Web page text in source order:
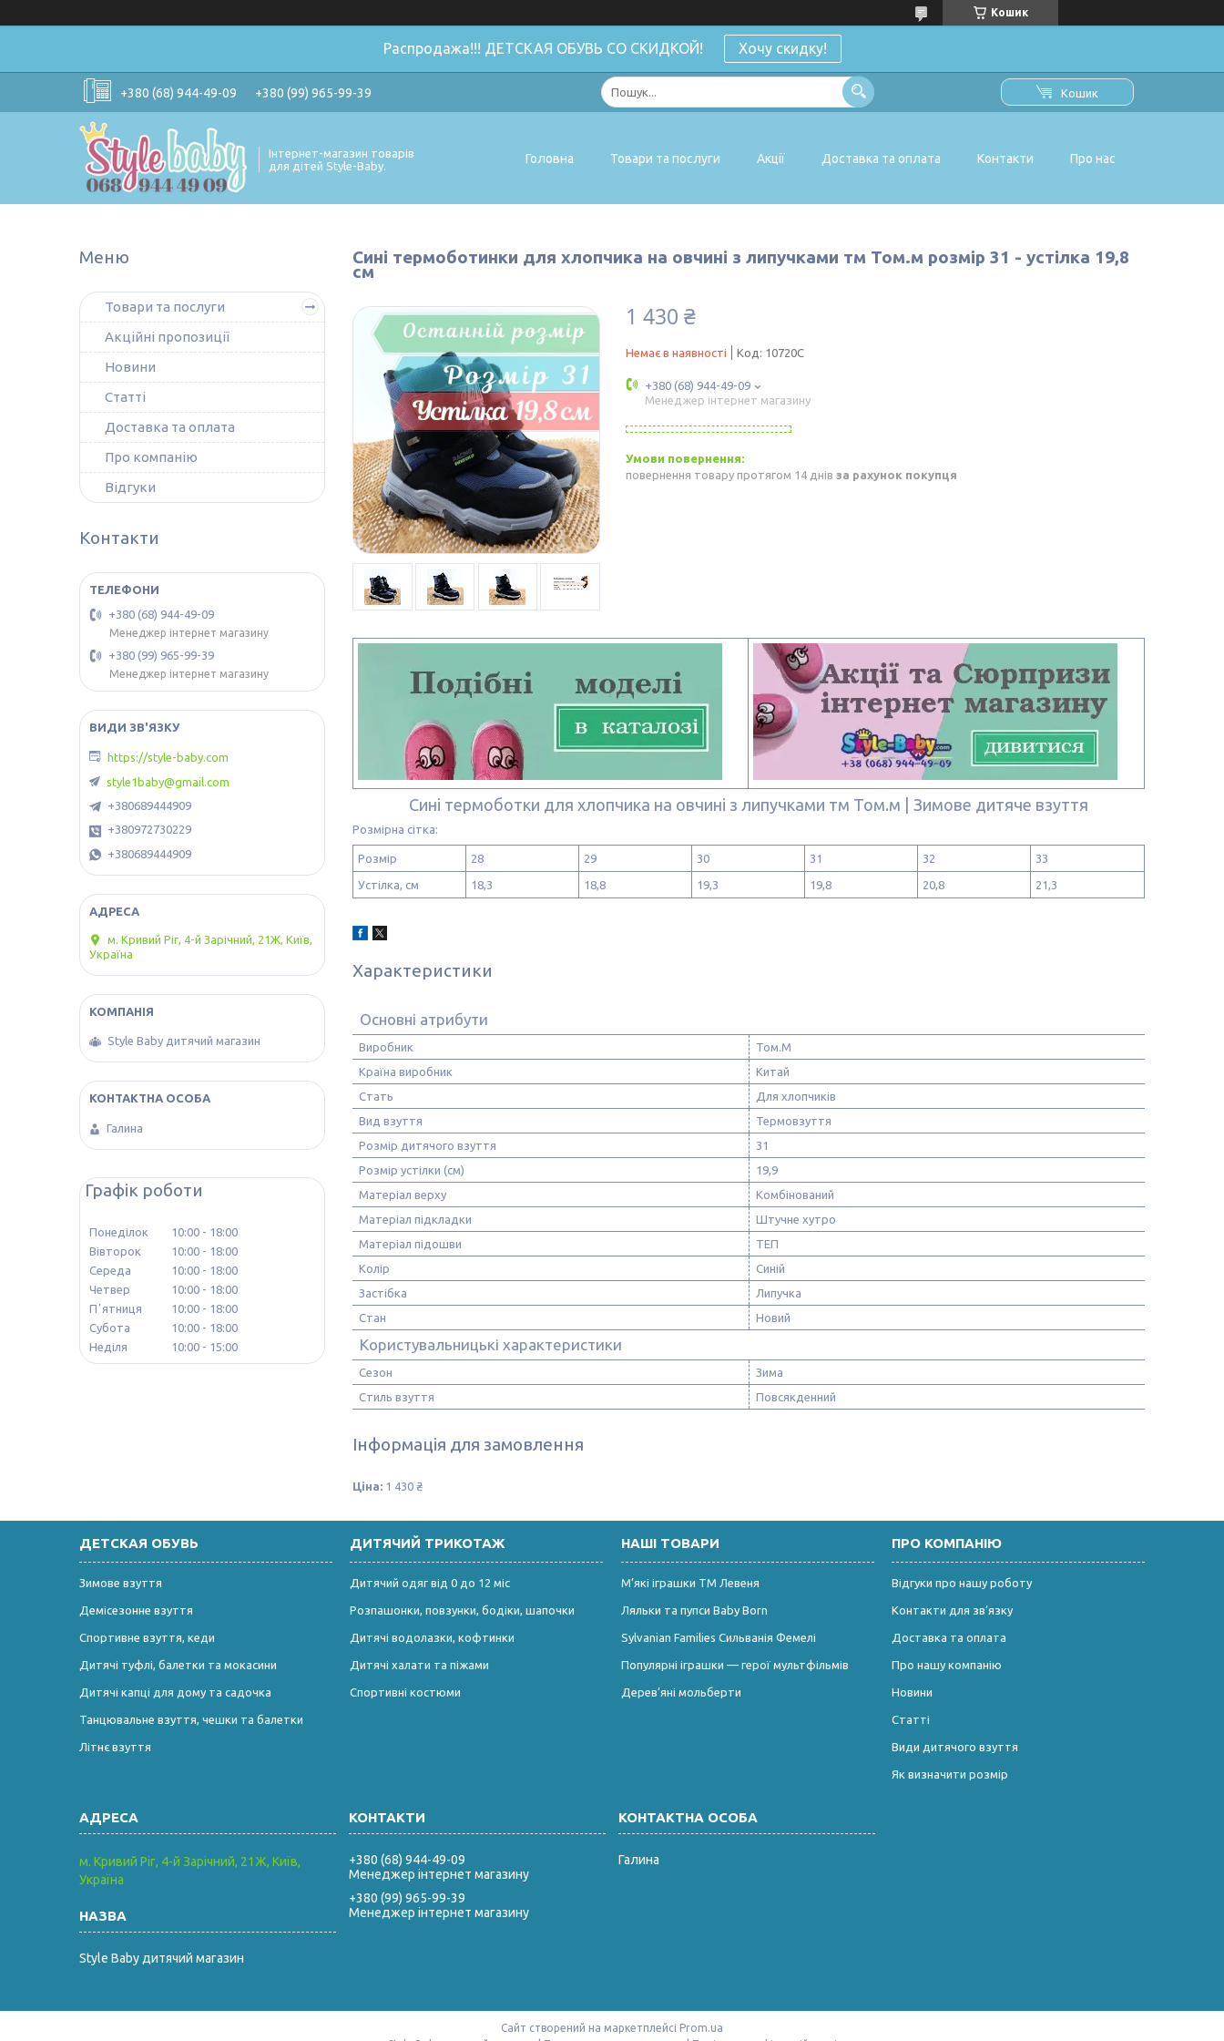
Кошик
Распродажа!!! ДЕТСКАЯ ОБУВЬ СО СКИДКОЙ! Хочу скидку!
+380 (68) 944-49-09 +380 (99) 965-99-39 Кошик
Інтернет-магазин товарів
для дітей Style-Baby.
Головна Товари та послуги Акції Доставка та оплата Контакти Про нас
Сині термоботинки для хлопчика на овчині з липучками тм Том.м розмір 31 - устілка 19,8
см
1 430 ₴
Немає в наявності Код: 10720C
+380 (68) 944-49-09
Менеджер інтернет магазину
повернення товару протягом 14 днів за рахунок покупця
Сині термоботки для хлопчика на овчині з липучками тм Том.м | Зимове дитяче взуття
Розмірна сітка:
Розмір 28 29 30 31 32 33
Устілка, см 18,3 18,8 19,3 19,8 20,8 21,3
Характеристики
Основні атрибути
Виробник
Том.М
Країна виробник
Китай
Стать
Для хлопчиків
Вид взуття
Термовзуття
Розмір дитячого взуття
31
Розмір устілки (см)
19,9
Матеріал верху
Комбінований
Матеріал підкладки
Штучне хутро
Матеріал підошви
ТЕП
Колір
Синій
Застібка
Липучка
Стан
Новий
Користувальницькі характеристики
Сезон
Зима
Стиль взуття
Повсякденний
Інформація для замовлення
Ціна: 1 430 ₴
Товари та послуги
Акційні пропозиції
Новини
Статті
Доставка та оплата
Про компанію
Відгуки
Контакти
+380 (68) 944-49-09
Менеджер інтернет магазину
+380 (99) 965-99-39
Менеджер інтернет магазину
https://style-baby.com
style1baby@gmail.com
+380689444909
+380972730229
+380689444909
м. Кривий Ріг, 4-й Зарічний, 21Ж, Київ,
Україна
Style Baby дитячий магазин
Галина
Графік роботи
Понеділок 10:00
18:00
Вівторок
10:00
18:00
Середа
10:00
18:00
Четвер
10:00
18:00
Пʼятниця
10:00
18:00
Субота
10:00
18:00
Неділя
10:00 15:00
ДЕТСКАЯ ОБУВЬ
Зимове взуття
Демісезонне взуття
Спортивне взуття, кеди
Дитячі туфлі, балетки та мокасини
Дитячі капці для дому та садочка
Танцювальне взуття, чешки та балетки
Літнє взуття
ДИТЯЧИЙ ТРИКОТАЖ
Дитячий одяг від 0 до 12 міс
Розпашонки, повзунки, бодіки, шапочки
Дитячі водолазки, кофтинки
Дитячі халати та піжами
Спортивні костюми
НАШІ ТОВАРИ
М’які іграшки ТМ Левеня
Ляльки та пупси Baby Born
Sylvanian Families Сильванія Фемелі
Популярні іграшки — герої мультфільмів
Дерев’яні мольберти
ПРО КОМПАНІЮ
Відгуки про нашу роботу
Контакти для зв’язку
Доставка та оплата
Про нашу компанію
Новини
Статті
Види дитячого взуття
Як визначити розмір
м. Кривий Ріг, 4-й Зарічний, 21Ж, Київ,
Україна
Style Baby дитячий магазин
+380 (68) 944-49-09
Менеджер інтернет магазину
+380 (99) 965-99-39
Менеджер інтернет магазину
Галина
Сайт створений на маркетплейсі Prom.ua